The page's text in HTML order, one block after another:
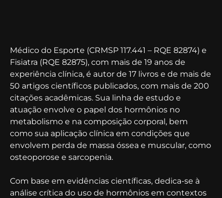
Médico do Esporte (CRMSP 117.441 – RQE 82874) e
Fisiatra (RQE 82875), com mais de 19 anos de
experiência clínica, é autor de 17 livros e de mais de
50 artigos científicos publicados, com mais de 200
citações acadêmicas. Sua linha de estudo e
atuação envolve o papel dos hormônios no
metabolismo e na composição corporal, bem
como sua aplicação clínica em condições que
envolvem perda de massa óssea e muscular, como
osteoporose e sarcopenia.
Com base em evidências científicas, dedica-se à
análise crítica do uso de hormônios em contextos